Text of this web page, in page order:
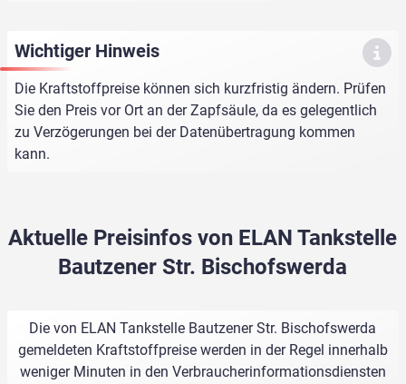
Wichtiger Hinweis
Die Kraftstoffpreise können sich kurzfristig ändern. Prüfen
Sie den Preis vor Ort an der Zapfsäule, da es gelegentlich
zu Verzögerungen bei der Datenübertragung kommen
kann.
Aktuelle Preisinfos von ELAN Tankstelle
Bautzener Str. Bischofswerda
Die von ELAN Tankstelle Bautzener Str. Bischofswerda
gemeldeten Kraftstoffpreise werden in der Regel innerhalb
weniger Minuten in den Verbraucherinformationsdiensten